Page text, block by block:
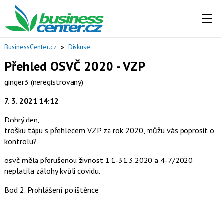
BusinessCenter.cz » Diskuse
Přehled OSVČ 2020 - VZP
ginger3 (neregistrovaný)
7. 3. 2021 14:12
Dobrý den,
trošku tápu s přehledem VZP za rok 2020, můžu vás poprosit o
kontrolu?
osvč měla přerušenou živnost 1.1-31.3.2020 a 4-7/2020
neplatila zálohy kvůli covidu.
Bod 2. Prohlášení pojištěnce